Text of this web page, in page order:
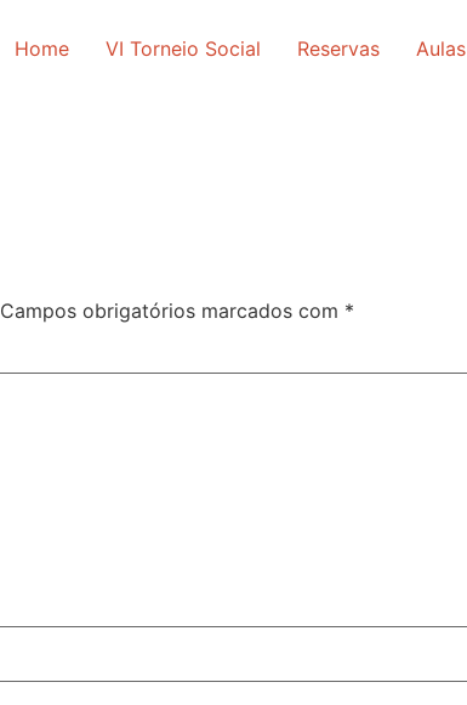
Home VI Torneio Social Reservas Aulas
Campos obrigatórios marcados com *